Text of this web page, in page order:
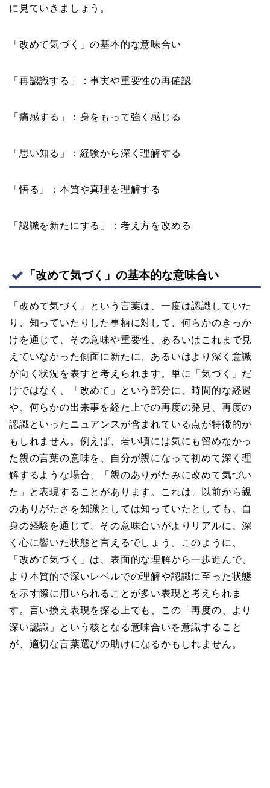
に見ていきましょう。
「改めて気づく」の基本的な意味合い
「再認識する」：事実や重要性の再確認
「痛感する」：身をもって強く感じる
「思い知る」：経験から深く理解する
「悟る」：本質や真理を理解する
「認識を新たにする」：考え方を改める
「改めて気づく」の基本的な意味合い
「改めて気づく」という言葉は、一度は認識していた
り、知っていたりした事柄に対して、何らかのきっか
けを通じて、その意味や重要性、あるいはこれまで見
えていなかった側面に新たに、あるいはより深く意識
が向く状況を表すと考えられます。単に「気づく」だ
けではなく、「改めて」という部分に、時間的な経過
や、何らかの出来事を経た上での再度の発見、再度の
認識といったニュアンスが含まれている点が特徴的か
もしれません。例えば、若い頃には気にも留めなかっ
た親の言葉の意味を、自分が親になって初めて深く理
解するような場合、「親のありがたみに改めて気づい
た」と表現することがあります。これは、以前から親
のありがたさを知識としては知っていたとしても、自
身の経験を通じて、その意味合いがよりリアルに、深
く心に響いた状態と言えるでしょう。このように、
「改めて気づく」は、表面的な理解から一歩進んで、
より本質的で深いレベルでの理解や認識に至った状態
を示す際に用いられることが多い表現と考えられま
す。言い換え表現を探る上でも、この「再度の、より
深い認識」という核となる意味合いを意識すること
が、適切な言葉選びの助けになるかもしれません。